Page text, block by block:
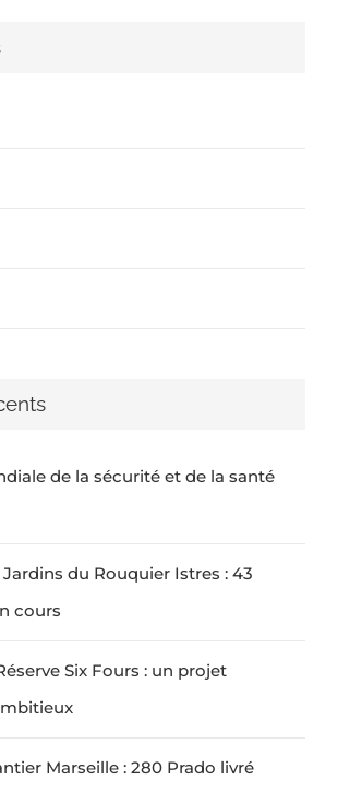
de la sécurité et de la santé
du Rouquier Istres : 43
cours
Six Fours : un projet
Marseille : 280 Prado livré